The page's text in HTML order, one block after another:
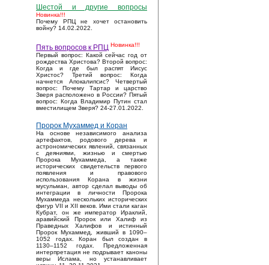
Шестой и другие вопросы
Новинка!!!
Почему РПЦ не хочет остановить
войну? 14.02.2022.
Пять вопросов к РПЦ Новинка!!!
Первый вопрос: Какой сейчас год от
рождества Христова? Второй вопрос:
Когда и где был распят Иисус
Христос? Третий вопрос: Когда
начнется Апокалипсис? Четвертый
вопрос: Почему Тартар и царство
Зверя расположено в России? Пятый
вопрос: Когда Владимир Путин стал
вместилищем Зверя? 24-27.01.2022.
Пророк Мухаммед и Коран
На основе независимого анализа
артефактов, родового дерева и
астрономических явлений, связанных
с деяниями, жизнью и смертью
Пророка Мухаммеда, а также
исторических свидетельств первого
появления и правового
использования Корана в жизни
мусульман, автор сделал выводы об
интеграции в личности Пророка
Мухаммеда нескольких исторических
фигур VII и XII веков. Ими стали каган
Кубрат, он же император Ираклий,
аравийский Пророк или Халиф из
Праведных Халифов и истинный
Пророк Мухаммед, живший в 1090–
1052 годах. Коран был создан в
1130–1152 годах. Предложенная
интерпретация не подрывает каноны
веры Ислама, но устанавливает